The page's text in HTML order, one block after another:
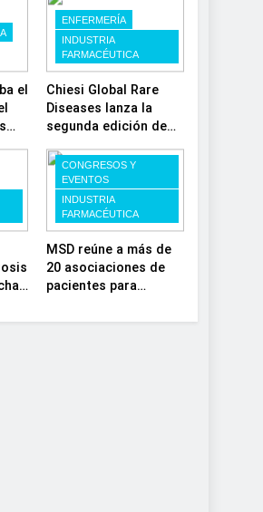
el
el
ENFERMERÍA
INDUSTRIA
FARMACÉUTICA
Chiesi Global Rare
Diseases lanza la
segunda edición de
impulsar la
investigación en
enfermedades de
depósito lisosomal
los
CONGRESOS Y
EVENTOS
INDUSTRIA
FARMACÉUTICA
MSD reúne a más de
20 asociaciones de
pacientes para
sobre el presente y el